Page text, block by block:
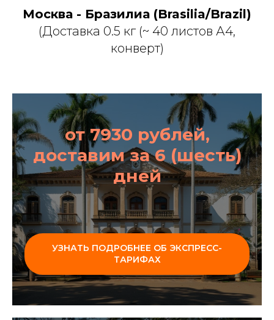
Москва - Бразилиа (Brasilia/Brazil)
(Доставка 0.5 кг (~ 40 листов А4,
конверт)
от 7930 рублей,
доставим за 6 (шесть)
дней
УЗНАТЬ ПОДРОБНЕЕ ОБ ЭКСПРЕСС-
ТАРИФАХ